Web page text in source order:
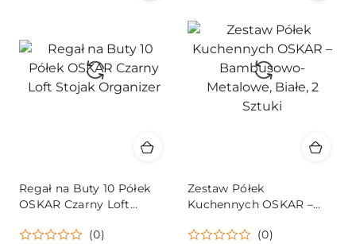
Regał na Buty 10 Półek
OSKAR Czarny Loft
(0)
Zestaw Półek
Kuchennych OSKAR –
Białe, 2 Sztuki
(0)